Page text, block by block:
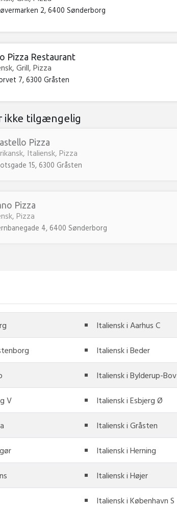
2, 6400 Sønderborg
Pizza Restaurant
Grill, Pizza
7, 6300 Gråsten
ikke tilgængelig
Pizza
Italiensk, Pizza
15, 6300 Gråsten
Pizza
Pizza
4, 6400 Sønderborg
Italiensk i Aarhus C
Italiensk i Beder
Italiensk i Bylderup-Bov
V Italiensk i Esbjerg Ø
Italiensk i Gråsten
Italiensk i Herning
Italiensk i Højer
Italiensk i København S